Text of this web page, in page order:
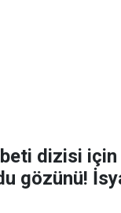
dizisi
gözünü!